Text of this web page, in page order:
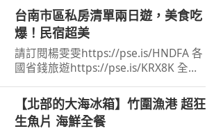
補助) 預約試 ...
台南市區私房清單兩日遊，美食吃
爆！民宿超美
請訂閱楊雯雯https://pse.is/HNDFA 各
國省錢旅遊https://pse.is/KRX8K 全台
【北部的大海冰箱】竹圍漁港 超狂
生魚片 海鮮全餐